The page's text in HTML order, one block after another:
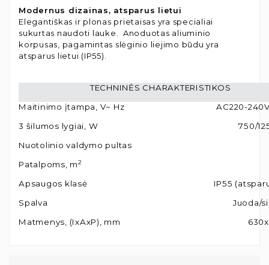
Modernus dizainas, atsparus lietui
Elegantiškas ir plonas prietaisas yra specialiai
sukurtas naudoti lauke. Anoduotas aliuminio
korpusas, pagamintas slėginio liejimo būdu yra
atsparus lietui (IP55).
TECHNINĖS CHARAKTERISTIKOS
Maitinimo įtampa, V~ Hz
AC220-
3 šilumos lygiai, W
750/
Nuotolinio valdymo pultas
Patalpoms, m2
Apsaugos klasė
IP55
Spalva
Juoda/
Matmenys, (IxAxP), mm